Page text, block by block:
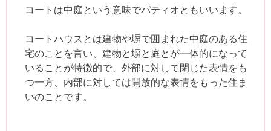
コートは中庭という意味でパティオともいいます。
コートハウスとは建物や塀で囲まれた中庭のある住
宅のことを言い、建物と塀と庭とが一体的になって
いることが特徴的で、外部に対して閉じた表情をも
つ一方、内部に対しては開放的な表情をもった住ま
いのことです。